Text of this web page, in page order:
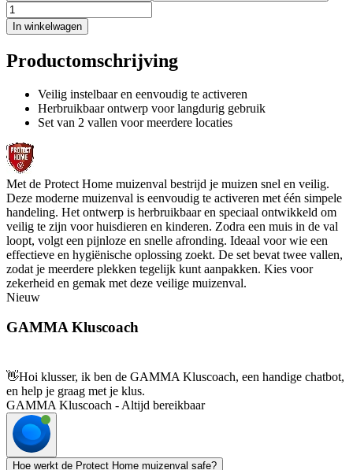
In winkelwagen
Productomschrijving
Veilig instelbaar en eenvoudig te activeren
Herbruikbaar ontwerp voor langdurig gebruik
Set van 2 vallen voor meerdere locaties
Met de Protect Home muizenval bestrijd je muizen snel en veilig.
Deze moderne muizenval is eenvoudig te activeren met één simpele
handeling. Het ontwerp is herbruikbaar en speciaal ontwikkeld om
veilig te zijn voor huisdieren en kinderen. Zodra een muis in de val
loopt, volgt een pijnloze en snelle afronding. Ideaal voor wie een
effectieve en hygiënische oplossing zoekt. De set bevat twee vallen,
zodat je meerdere plekken tegelijk kunt aanpakken. Kies voor
zekerheid en gemak met deze veilige muizenval.
Nieuw
GAMMA Kluscoach
👋Hoi klusser, ik ben de GAMMA Kluscoach, een handige chatbot,
en help je graag met je klus.
GAMMA Kluscoach - Altijd bereikbaar
Hoe werkt de Protect Home muizenval safe?